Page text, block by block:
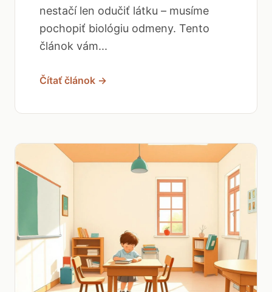
nestačí len odučiť látku – musíme
pochopiť biológiu odmeny. Tento
článok vám...
Čítať článok →